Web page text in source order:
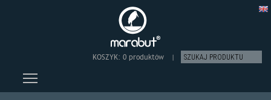
KOSZYK: 0 produktów|